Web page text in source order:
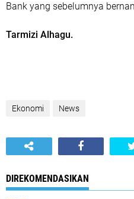
Bank yang sebelumnya
Tarmizi Alhagu.
Ekonomi News
DIREKOMENDASIKAN